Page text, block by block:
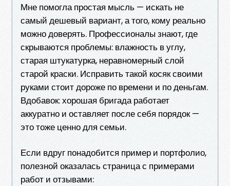
Мне помогла простая мысль — искать не
самый дешевый вариант, а того, кому реально
можно доверять. Профессионалы знают, где
скрываются проблемы: влажность в углу,
старая штукатурка, неравномерный слой
старой краски. Исправить такой косяк своими
руками стоит дороже по времени и по деньгам.
Вдобавок: хорошая бригада работает
аккуратно и оставляет после себя порядок —
это тоже ценно для семьи.
Если вдруг понадобится пример и портфолио,
полезной оказалась страница с примерами
работ и отзывами: